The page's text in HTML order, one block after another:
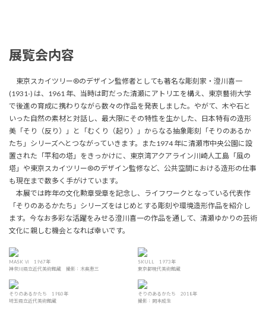
展覧会内容
東京スカイツリー®のデザイン監修者としても著名な彫刻家・澄川喜一
(1931-) は、1961 年、当時は町だった清瀬にアトリエを構え、東京藝術大学
で後進の育成に携わりながら数々の作品を発表しました。やがて、木や石と
いった自然の素材と対話し、最大限にその特性を生かした、日本特有の造形
美「そり（反り）」と「むくり（起り）」からなる抽象彫刻「そりのあるか
たち」シリーズへとつながっていきます。また1974 年に清瀬市中央公園に設
置された「平和の塔」をきっかけに、東京湾アクアライン川崎人工島「風の
塔」や東京スカイツリー®のデザイン監修など、公共空間における造形の仕事
も現在まで数多く手がけています。
本展では昨年の文化勲章受章を記念し、ライフワークとなっている代表作
「そりのあるかたち」シリーズをはじめとする彫刻や環境造形作品を紹介し
ます。今なお多彩な活躍をみせる澄川喜一の作品を通して、清瀬ゆかりの芸術
文化に親しむ機会となれば幸いです。
MASK Ⅵ 1967年
神奈川県立近代美術館蔵 撮影：木奥恵三
SKULL 1973年
東京都現代美術館蔵
そりのあるかたち 1980年
埼玉県立近代美術館蔵
そりのあるかたち 2018年
撮影：岡本成生